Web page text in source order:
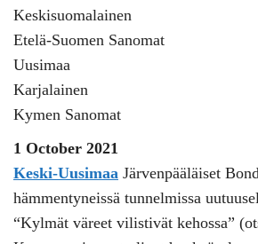
Keskisuomalainen
Etelä-Suomen Sanomat
Uusimaa
Karjalainen
Kymen Sanomat
1 October 2021
Keski-Uusimaa Järvenpääläiset
hämmentyneissä tunnelmissa
“Kylmät väreet vilistivät kehossa”